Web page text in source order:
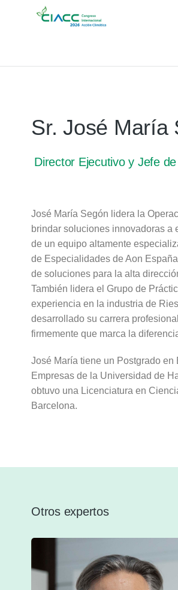
Sr. José María
Director Ejecutivo y Jefe
José María Segón lidera la
brindar soluciones innovadoras a
de un equipo altamente
de Especialidades de Aon
de soluciones para la alta
También lidera el Grupo de
experiencia en la industria de
desarrollado su carrera
firmemente que marca la
José María tiene un Postgrado
Empresas de la Universidad de
obtuvo una Licenciatura en
Barcelona.
Otros expertos